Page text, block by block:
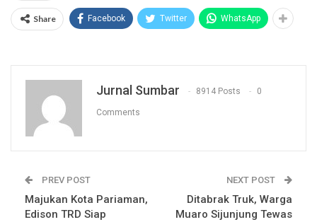
Share Facebook Twitter WhatsApp
Jurnal Sumbar 8914 Posts 0
Comments
PREV POST
Majukan Kota Pariaman,
Edison TRD Siap
NEXT POST
Ditabrak Truk, Warga
Muaro Sijunjung Tewas